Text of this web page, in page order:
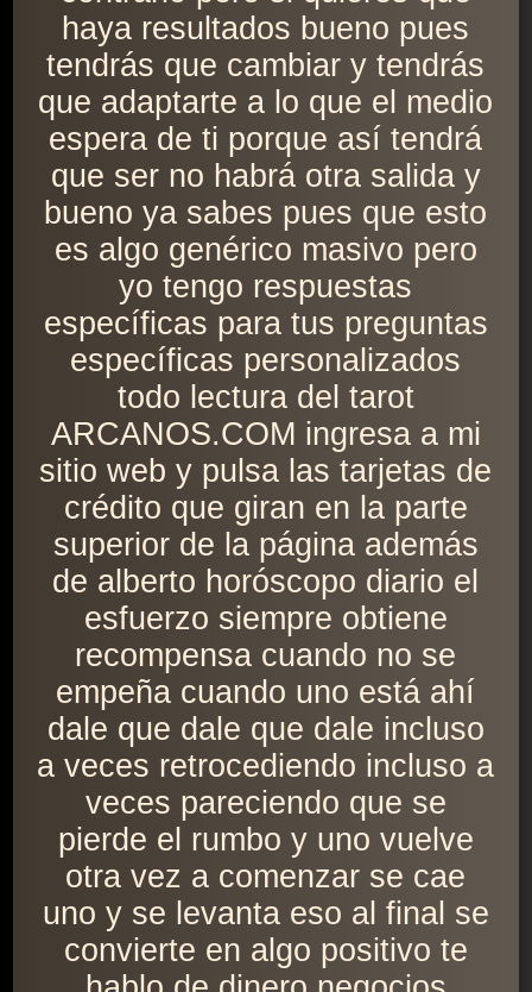
haya resultados bueno pues
tendrás que cambiar y tendrás
que adaptarte a lo que el medio
espera de ti porque así tendrá
que ser no habrá otra salida y
bueno ya sabes pues que esto
es algo genérico masivo pero
yo tengo respuestas
específicas para tus preguntas
específicas personalizados
todo lectura del tarot
ARCANOS.COM ingresa a mi
sitio web y pulsa las tarjetas de
crédito que giran en la parte
superior de la página además
de alberto horóscopo diario el
esfuerzo siempre obtiene
recompensa cuando no se
empeña cuando uno está ahí
dale que dale que dale incluso
a veces retrocediendo incluso a
veces pareciendo que se
pierde el rumbo y uno vuelve
otra vez a comenzar se cae
uno y se levanta eso al final se
convierte en algo positivo te